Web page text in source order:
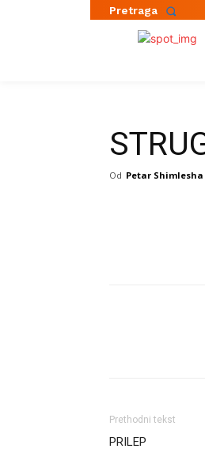
Pretraga
Od Petar Shimlesha
Prethodni tekst
PRILEP